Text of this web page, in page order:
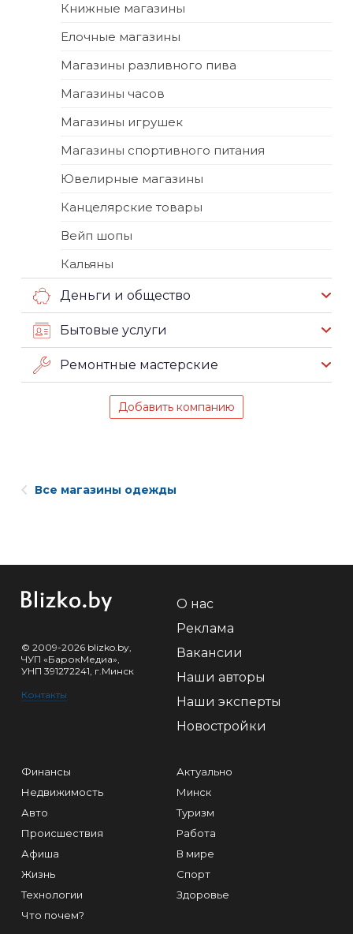
Книжные магазины
Елочные магазины
Магазины разливного пива
Магазины часов
Магазины игрушек
Магазины спортивного питания
Ювелирные магазины
Канцелярские товары
Вейп шопы
Кальяны
Деньги и общество
Бытовые услуги
Ремонтные мастерские
Добавить компанию
Все магазины одежды
© 2009-2026 blizko.by,
ЧУП «БарокМедиа»,
УНП 391272241, г.Минск
Контакты
О нас
Реклама
Вакансии
Наши авторы
Наши эксперты
Новостройки
Финансы
Недвижимость
Авто
Происшествия
Афиша
Жизнь
Технологии
Что почем?
Актуально
Минск
Туризм
Работа
В мире
Спорт
Здоровье